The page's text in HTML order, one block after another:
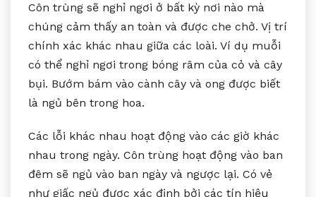
Côn trùng sẽ nghỉ ngơi ở bất kỳ nơi nào mà
chúng cảm thấy an toàn và được che chở. Vị trí
chính xác khác nhau giữa các loài. Ví dụ muỗi
có thể nghỉ ngơi trong bóng râm của cỏ và cây
bụi. Bướm bám vào cành cây và ong được biết
là ngủ bên trong hoa.
Các lỗi khác nhau hoạt động vào các giờ khác
nhau trong ngày. Côn trùng hoạt động vào ban
đêm sẽ ngủ vào ban ngày và ngược lại. Có vẻ
như giấc ngủ được xác định bởi các tín hiệu